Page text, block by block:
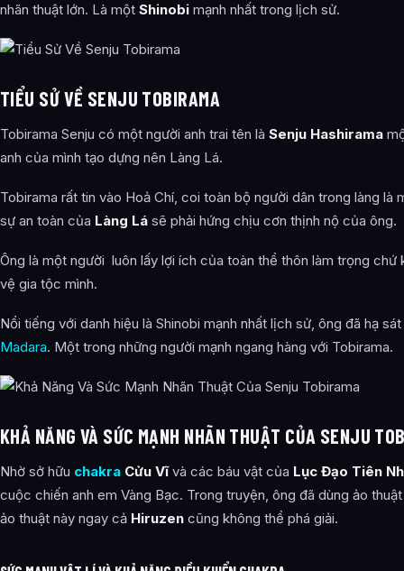
nhãn thuật lớn. Là một Shinobi mạnh nhất trong lịch sử.
TIỂU SỬ VỀ SENJU TOBIRAMA
Tobirama Senju có một người anh trai tên là Senju Hashirama
anh của mình tạo dựng nên Làng Lá.
Tobirama rất tin vào Hoả Chí, coi toàn bộ người dân trong làng là
sự an toàn của Làng Lá sẽ phải hứng chịu cơn thịnh nộ của ông.
Ông là một người luôn lấy lợi ích của toàn thể thôn làm trọng
vệ gia tộc mình.
Nổi tiếng với danh hiệu là Shinobi mạnh nhất lịch sử, ông đã hạ
Madara. Một trong những người mạnh ngang hàng với Tobirama.
KHẢ NĂNG VÀ SỨC MẠNH NHÃN THUẬT CỦA SENJU
Nhờ sở hữu chakra Cửu Vĩvà các báu vật của Lục Đạo Tiên
cuộc chiến anh em Vàng Bạc. Trong truyện, ông đã dùng ảo
ảo thuật này ngay cả Hiruzen cũng không thể phá giải.